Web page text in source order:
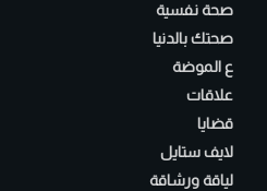
صحة نفسية
صحتك بالدنيا
ع الموضة
علاقات
قضايا
لايف ستايل
لياقة ورشاقة